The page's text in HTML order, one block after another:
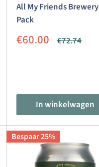
All My Friends Brewery
Pack
Aanbiedingsprijs
€60.00 Normale
€72.74
In winkelwagen
Bespaar 25%